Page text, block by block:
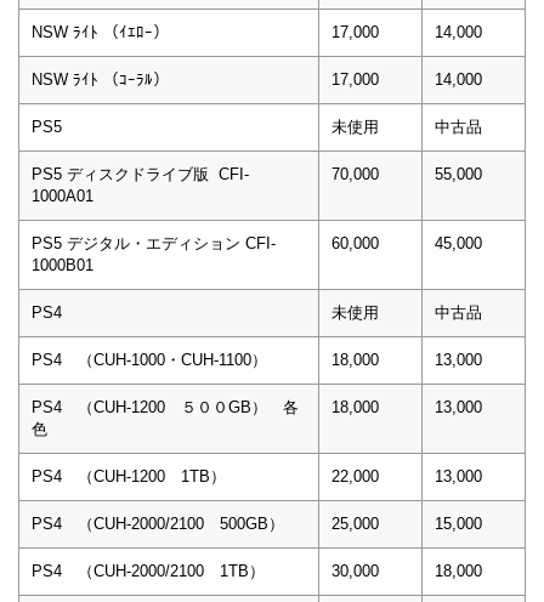
NSW ﾗｲﾄ （ｲｴﾛｰ） 17,000 14,000
NSW ﾗｲﾄ （ｺｰﾗﾙ） 17,000 14,000
PS5 未使用 中古品
PS5 ディスクドライブ版 CFI-
1000A01
70,000 55,000
PS5 デジタル・エディション CFI-
1000B01
60,000 45,000
PS4 未使用 中古品
PS4 （CUH-1000・CUH-1100） 18,000 13,000
PS4 （CUH-1200 ５００GB） 各
色
18,000 13,000
PS4 （CUH-1200 1TB） 22,000 13,000
PS4 （CUH-2000/2100 500GB） 25,000 15,000
PS4 （CUH-2000/2100 1TB） 30,000 18,000